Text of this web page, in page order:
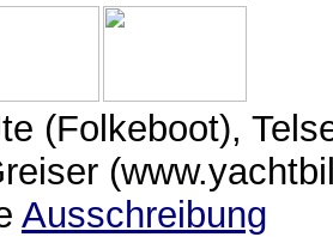
(Folkeboot),
Ausschreibung